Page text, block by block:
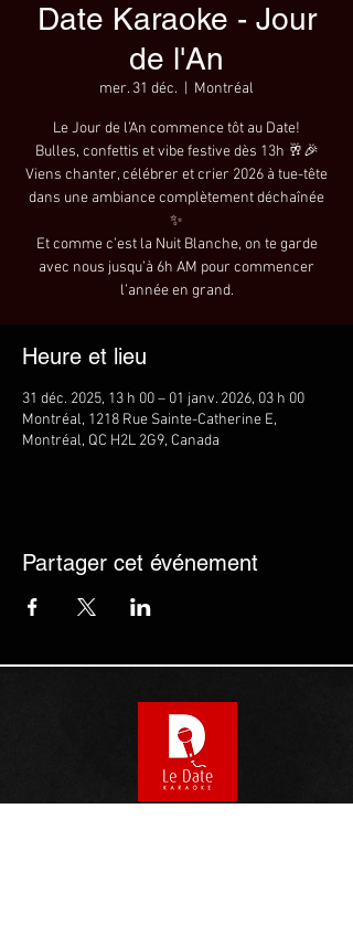
Date Karaoke - Jour
de l'An
mer. 31 déc. Montréal
Le Jour de l’An commence tôt au Date!
Bulles, confettis et vibe festive dès 13h 🥂🎉
Viens chanter, célébrer et crier 2026 à tue-tête
dans une ambiance complètement déchaînée
✨
Et comme c’est la Nuit Blanche, on te garde
avec nous jusqu’à 6h AM pour commencer
l’année en grand.
Heure et lieu
31 déc. 2025, 13 h 00 – 01 janv. 2026, 03 h 00
Montréal, 1218 Rue Sainte-Catherine E,
Montréal, QC H2L 2G9, Canada
Partager cet événement